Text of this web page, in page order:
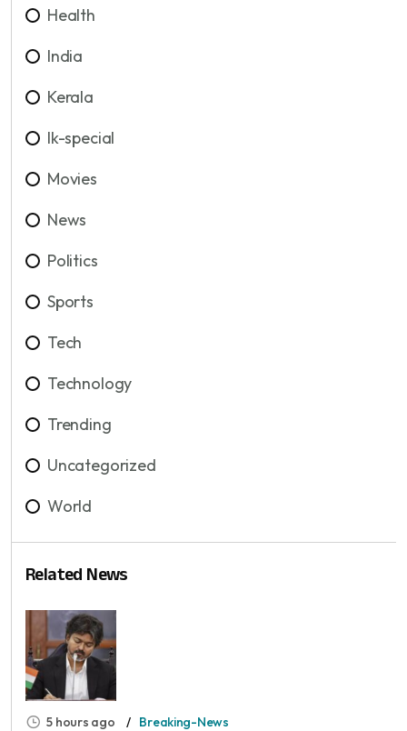
Health
India
Kerala
lk-special
Movies
News
Politics
Sports
Tech
Technology
Trending
Uncategorized
World
Related News
5 hours ago Breaking-News